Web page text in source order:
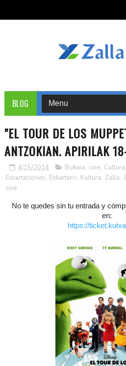
BLOG
"EL TOUR DE LOS
ANTZOKIAN. APIRILAK
4/15/2014 Bizkaia, cine, Cultura,
Encartaciones, Enkarterri, Kultura, Zalla,
zine
No te quedes sin tu entrada y
en:
https://